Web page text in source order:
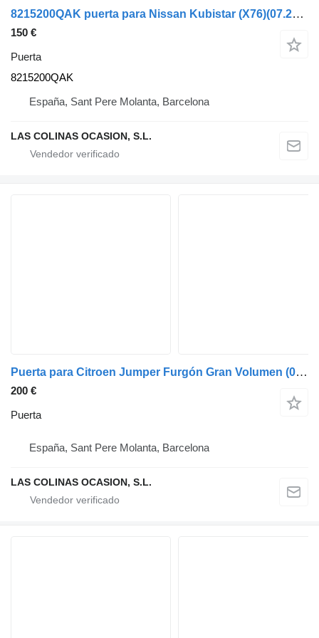
8215200QAK puerta para Nissan Kubistar (X76)(07.2003->) furgoneta
150 €
Puerta
8215200QAK
España, Sant Pere Molanta, Barcelona
LAS COLINAS OCASION, S.L.
Puerta para Citroen Jumper Furgón Gran Volumen (02.1998->) furgoneta
200 €
Puerta
España, Sant Pere Molanta, Barcelona
LAS COLINAS OCASION, S.L.